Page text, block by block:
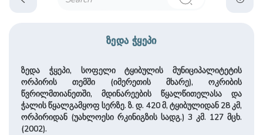
ზედა ჭყეპი
ზედა ჭყეპი, სოფელი ტყიბულის მუნიციპალიტეტის
ორპირის თემში (იმერეთის მხარე), ოკრიბის
წვრილმთიანეთში, მდინარეების წყალწითელასა და
ჭალის წყალგამყოფ სერზე. ზ. დ. 420 მ, ტყიბულიდან 28 კმ,
ორპირიდან (უახლოესი რკინიგზის სადგ.) 3 კმ. 127 მცხ.
(2002).